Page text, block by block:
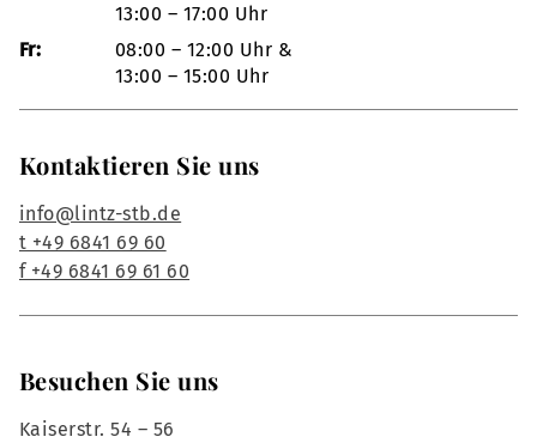
13:00 – 17:00 Uhr
Fr:
08:00 – 12:00 Uhr &
13:00 – 15:00 Uhr
Kontaktieren Sie uns
info@lintz-stb.de
t +49 6841 69 60
f +49 6841 69 61 60
Besuchen Sie uns
Kaiserstr. 54 – 56